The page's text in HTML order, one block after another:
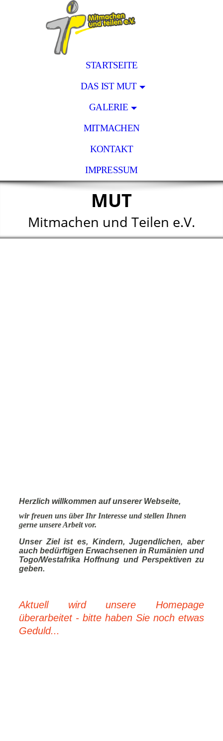
STARTSEITE
DAS IST MUT
GALERIE
MITMACHEN
KONTAKT
IMPRESSUM
MUT
Mitmachen und Teilen e.V.
Herzlich willkommen auf unserer Webseite,
wir freuen uns über Ihr Interesse und stellen Ihnen
gerne unsere Arbeit vor.
Unser Ziel ist es, Kindern, Jugendlichen, aber
auch bedürftigen Erwachsenen in Rumänien und
Togo/Westafrika Hoffnung und Perspektiven zu
geben.
Aktuell wird unsere Homepage
überarbeitet - bitte haben Sie noch etwas
Geduld...